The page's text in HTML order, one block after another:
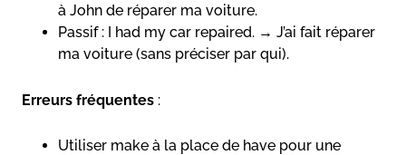
à John de réparer ma voiture.
Passif : I had my car repaired. → J’ai fait réparer
ma voiture (sans préciser par qui).
Erreurs fréquentes :
Utiliser make à la place de have pour une